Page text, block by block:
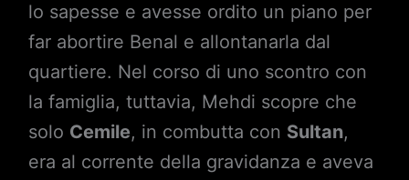
lo sapesse e avesse ordito un piano per
far abortire Benal e allontanarla dal
quartiere. Nel corso di uno scontro con
la famiglia, tuttavia, Mehdi scopre che
solo Cemile, in combutta con Sultan,
era al corrente della gravidanza e aveva